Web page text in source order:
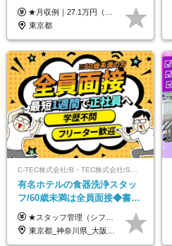
◆1勤務で2日分休み◆8割が座
り仕事◆賞与年2回
★月収例｜27.1万円（月給+残業代2.4万円+資格手当0.2万円+家族手当0.85万円） ★賞与年2回＆充実した手当あり！ ■月給23万6,500円～＋賞与年2回＋各種手当 ┗月給には職務手当19,500円、調整手当15,000円、住宅手当18,500円、契約社員手当1,500円を含みます ※試用期間4ヶ月(期間中の給与・待遇の差異はありません) ━━━━━━━━━━ 各種手当も充実！ ━━━━━━━━━━ ★家族手当 ★役付手当 ★資格手当 ★年末年始勤務手当 ★交通費支給（月5万円以内／6ヶ月分の定期代を支給） ★残業・深夜残業手当（全額支給） ━━━━━━━━━━ 給与支給日は毎月25日です ━━━━━━━━━━ 例：1月1日付入社の場合 1月25日に基本給+変動しない手当を支給 2月25日に前月分の残業手当など変動する手当を支給
東京都
有名ホテルの食器洗浄スタッ
フ/60歳未満は全員面接◆書類
選考なし◆ブランクOK◆月25
万～ ◆40～50代活躍
★スタッフ管理（シフト調整など）の経験があれば【月給28万円以上】 ★賞与支給実績：基本給の2ヶ月分～3ヶ月分 ＝＝ライフスタイルに合わせて働き方を選べます＝＝ ■正社員 ＜未経験者＞月給25万円～35万円＋賞与年2回 ＜経験者＞月給28万円～35万円＋賞与年2回 ※経験やスキルに応じて決定します ※残業代全額支給 ※試用期間（3ヶ月間）中の雇用形態や待遇に差異はありません ※正社員の場合、転勤の可能性あり ■契約社員 月給22万円～＋残業代全額支給 ※契約社員の場合、賞与の支給および転勤の可能性はありません ※勤務時間や勤務日数の希望があればご相談に応じます ※試用期間なし ※契約の更新 有(勤務状況により判断する) 更新上限 有(通算契約期間の上限 1年/更新回数の上限 なし)
東京都_神奈川県_大阪府_愛知県_北海道_京都府_福岡県_沖縄県